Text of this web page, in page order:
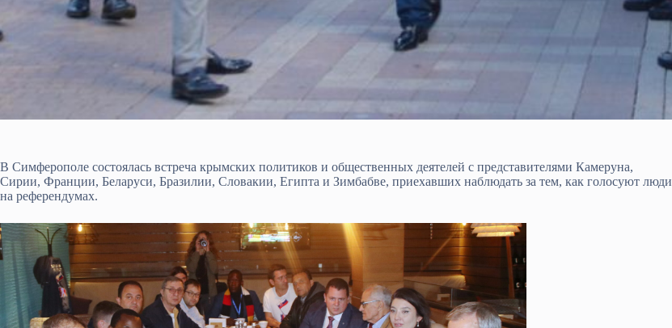
В Симферополе состоялась встреча крымских политиков и общественных деятелей с представителями Камеруна,
Сирии, Франции, Беларуси, Бразилии, Словакии, Египта и Зимбабве, приехавших наблюдать за тем, как голосуют люди
на референдумах.